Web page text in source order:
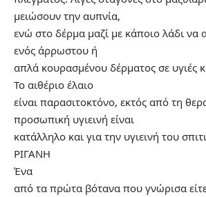
μειώσουν την αυπνία,
ενώ στο δέρμα μαζί με κάποιο λάδι να
ενός άρρωστου ή
απλά κουρασμένου δέρματος σε υγιές
Το αιθέριο έλαιο
είναι παρασιτοκτόνο, εκτός από τη
προσωπική υγιεινή είναι
κατάλληλο και για την υγιεινή του
ΡΙΓΑΝΗ
Ένα
από τα πρώτα βότανα που γνώρισα